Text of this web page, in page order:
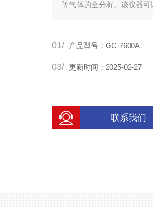
等气体的全分析。该仪器
干涉。
01/ 产品型号：GC-7600A
03/ 更新时间：2025-02-27
联系我们